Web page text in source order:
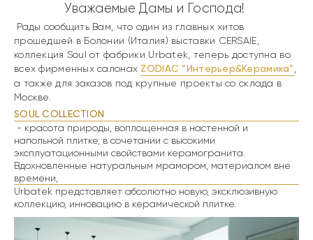
Уважаемые Дамы и Господа!
Рады сообщить Вам, что один из главных хитов
прошедшей в Болонии (Италия) выставки CERSAIE,
коллекция Soul от фабрики Urbatek , теперь доступна во
всех фирменных салонах ZODIAC “Интерьер&Керамика”
а также для заказов под крупные проекты со склада в
Москве.
SOUL COLLECTION
- красота природы, воплощенная в настенной и
напольной плитке, в сочетании с высокими
эксплуатационными свойствами керамогранита.
Вдохновленные натуральным мрамором, материалом вне
времени,
Urbatek представляет абсолютно новую, эксклюзивную
коллекцию, инновацию в керамической плитке.